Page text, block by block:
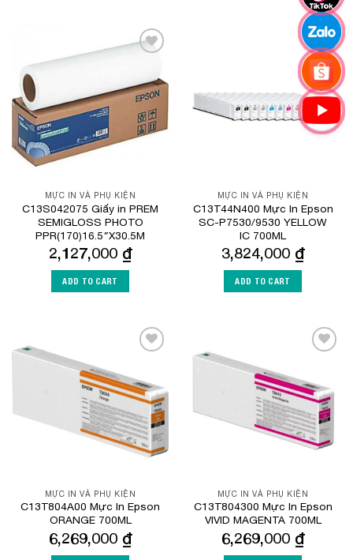
MỰC IN VÀ PHỤ KIỆN
C13S042075 Giấy in PREM
SEMIGLOSS PHOTO
PPR(170)16.5″X30.5M
2,127,000 ₫
ADD TO CART
Add to
Wishlist
MỰC IN VÀ PHỤ KIỆN
C13T44N400 Mực In Epson
SC-P7530/9530 YELLOW
IC 700ML
3,824,000 ₫
ADD TO CART
MỰC IN VÀ PHỤ KIỆN
C13T804A00 Mực In Epson
ORANGE 700ML
6,269,000 ₫
MỰC IN VÀ PHỤ KIỆN
C13T804300 Mực In Epson
VIVID MAGENTA 700ML
6,269,000 ₫